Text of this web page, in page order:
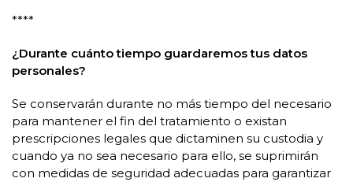
****
¿Durante cuánto tiempo guardaremos tus datos
personales?
Se conservarán durante no más tiempo del necesario
para mantener el fin del tratamiento o existan
prescripciones legales que dictaminen su custodia y
cuando ya no sea necesario para ello, se suprimirán
con medidas de seguridad adecuadas para garantizar